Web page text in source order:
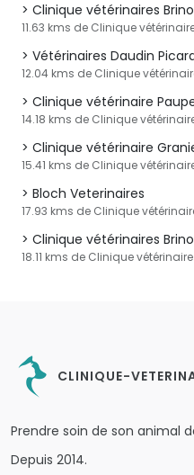
Clinique vétérinaires
11.63 kms de Clinique
Vétérinaires Daudin
12.04 kms de Clinique
Clinique vétérinaire
14.18 kms de Clinique
Clinique vétérinaire
15.41 kms de Clinique
Bloch Veterinaires
17.93 kms de Clinique
Clinique vétérinaires
18.11 kms de Clinique
CLINIQUE-
Prendre soin de son animal
Depuis 2014.